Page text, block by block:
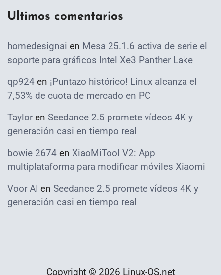
Ultimos comentarios
homedesignai en Mesa 25.1.6 activa de serie el
soporte para gráficos Intel Xe3 Panther Lake
qp924 en ¡Puntazo histórico! Linux alcanza el
7,53% de cuota de mercado en PC
Taylor en Seedance 2.5 promete vídeos 4K y
generación casi en tiempo real
bowie 2674 en XiaoMiTool V2: App
multiplataforma para modificar móviles Xiaomi
Voor AI en Seedance 2.5 promete vídeos 4K y
generación casi en tiempo real
Copyright © 2026 Linux-OS.net